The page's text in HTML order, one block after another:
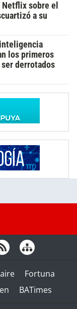
sobre el
a su
los primeros
derrotados
Fortuna
BATimes